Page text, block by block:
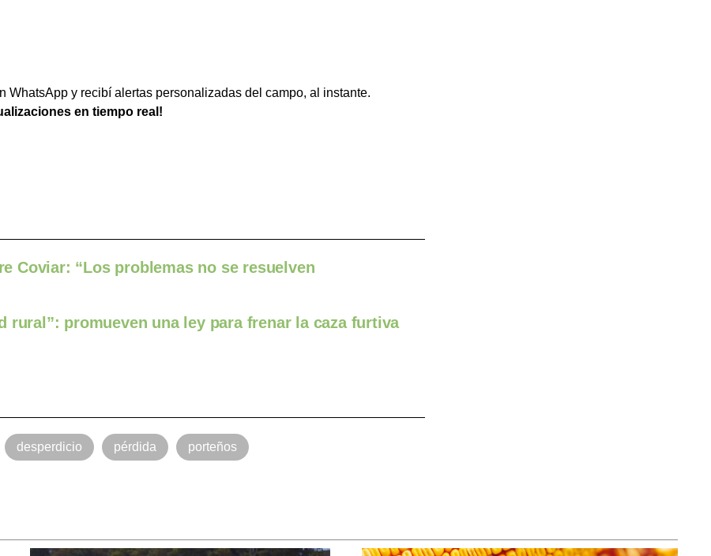
WhatsApp y recibí alertas personalizadas del campo, al instante.
en tiempo real!
Coviar: “Los problemas no se resuelven
rural”: promueven una ley para frenar la caza furtiva
desperdicio pérdida porteños